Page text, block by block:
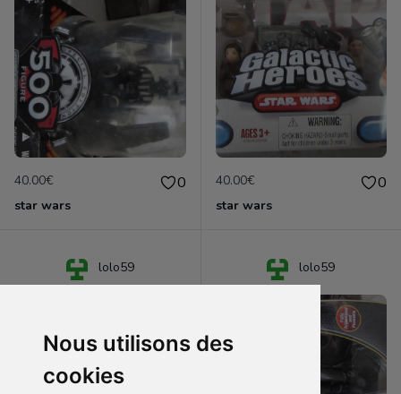
Nous utilisons des
cookies
40.00€ 0
star wars
40.00€ 0
star wars
lolo59 lolo59